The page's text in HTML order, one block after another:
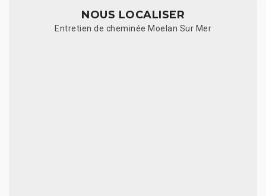
NOUS LOCALISER
Entretien de cheminée Moelan Sur Mer